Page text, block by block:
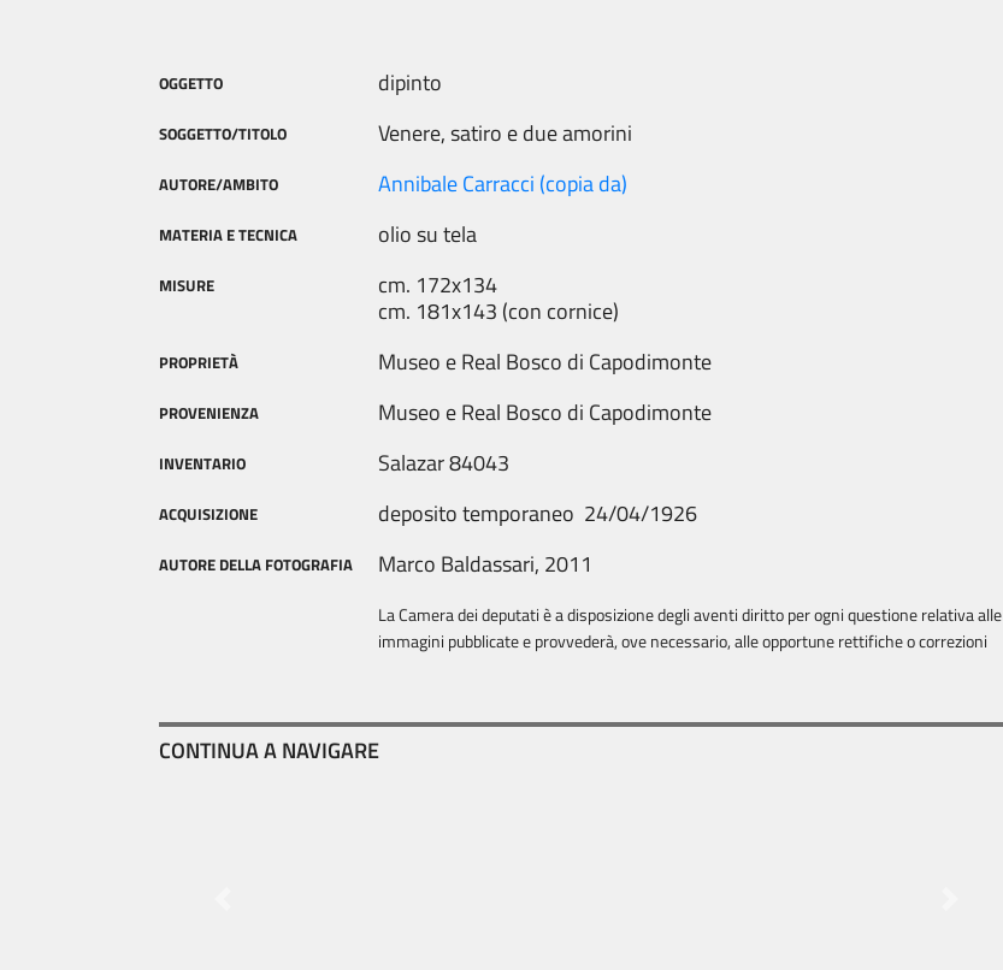
OGGETTO dipinto
SOGGETTO/TITOLO Venere, satiro e due amorini
AUTORE/AMBITO Annibale Carracci (copia da)
MATERIA E TECNICA olio su tela
MISURE
cm. 172x134
cm. 181x143 (con cornice)
PROPRIETÀ Museo e Real Bosco di Capodimonte
PROVENIENZA Museo e Real Bosco di Capodimonte
INVENTARIO Salazar 84043
ACQUISIZIONE deposito temporaneo 24/04/1926
AUTORE DELLA FOTOGRAFIA Marco Baldassari, 2011
La Camera dei deputati è a disposizione degli aventi diritto per ogni questione relativa alle
immagini pubblicate e provvederà, ove necessario, alle opportune rettifiche o correzioni
CONTINUA A NAVIGARE